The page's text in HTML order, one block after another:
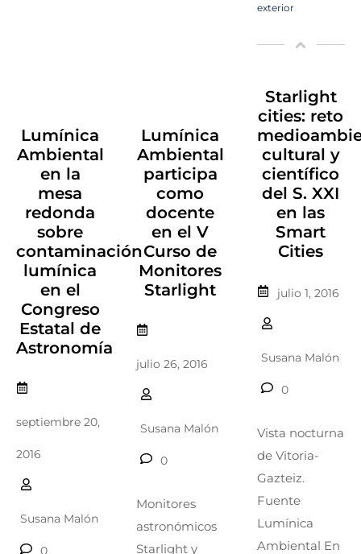
exterior
Lumínica
Ambiental
en la
mesa
redonda
sobre
contaminación
lumínica
en el
Congreso
Estatal de
Astronomía
septiembre 20,
2016
Susana Malón
0
Lumínica
Ambiental
participa
como
docente
en el V
Curso de
Monitores
Starlight
julio 26, 2016
Susana Malón
0
Monitores
astronómicos
Starlight y
Starlight
cities: reto
cultural y
científico
del S. XXI
en las
Smart
Cities
julio 1, 2016
Susana Malón
0
Vista nocturna
de Vitoria-
Gazteiz.
Fuente
Lumínica
Ambiental En